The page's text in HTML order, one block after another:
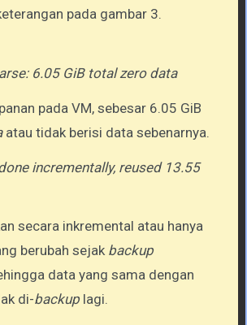
pada gambar 3.
6.05 GiB total zero data
pada VM, sebesar 6.05 GiB
atau tidak berisi data sebenarnya.
incrementally, reused 13.55
secara inkremental atau hanya
berubah sejak backup
data yang sama dengan
di-backup lagi.